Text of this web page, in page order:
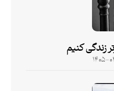
زندگی کنیم
۰۴-۲۰